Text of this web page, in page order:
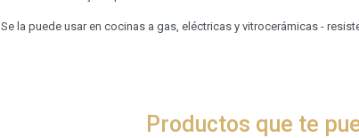
Se la puede usar en cocinas a gas, eléctricas y vitrocerámicas -
Productos que te